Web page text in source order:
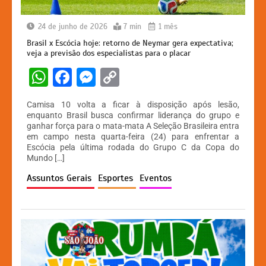
24 de junho de 2026 7 min 1 mês
Brasil x Escócia hoje: retorno de Neymar gera expectativa;
veja a previsão dos especialistas para o placar
W
at
s
A
p
p
F
c
e
b
o
o
k
M
s
s
e
n
g
er
p
y
Li
n
k
Camisa 10 volta a ficar à disposição após lesão,
enquanto Brasil busca confirmar liderança do grupo e
ganhar força para o mata-mata A Seleção Brasileira entra
em campo nesta quarta-feira (24) para enfrentar a
Escócia pela última rodada do Grupo C da Copa do
Mundo […]
Assuntos Gerais Esportes Eventos